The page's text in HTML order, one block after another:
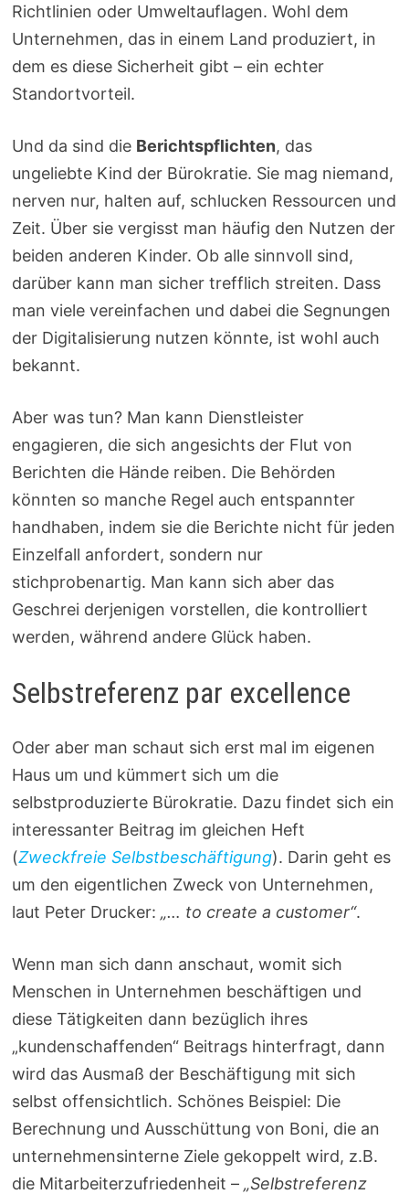
Richtlinien oder Umweltauflagen. Wohl dem
Unternehmen, das in einem Land produziert, in
dem es diese Sicherheit gibt – ein echter
Standortvorteil.
Und da sind die Berichtspflichten, das
ungeliebte Kind der Bürokratie. Sie mag niemand,
nerven nur, halten auf, schlucken Ressourcen und
Zeit. Über sie vergisst man häufig den Nutzen der
beiden anderen Kinder. Ob alle sinnvoll sind,
darüber kann man sicher trefflich streiten. Dass
man viele vereinfachen und dabei die Segnungen
der Digitalisierung nutzen könnte, ist wohl auch
bekannt.
Aber was tun? Man kann Dienstleister
engagieren, die sich angesichts der Flut von
Berichten die Hände reiben. Die Behörden
könnten so manche Regel auch entspannter
handhaben, indem sie die Berichte nicht für jeden
Einzelfall anfordert, sondern nur
stichprobenartig. Man kann sich aber das
Geschrei derjenigen vorstellen, die kontrolliert
werden, während andere Glück haben.
Selbstreferenz par excellence
Oder aber man schaut sich erst mal im eigenen
Haus um und kümmert sich um die
selbstproduzierte Bürokratie. Dazu findet sich ein
interessanter Beitrag im gleichen Heft
(Zweckfreie Selbstbeschäftigung). Darin geht es
um den eigentlichen Zweck von Unternehmen,
laut Peter Drucker:„… to create a customer“.
Wenn man sich dann anschaut, womit sich
Menschen in Unternehmen beschäftigen und
diese Tätigkeiten dann bezüglich ihres
„kundenschaffenden“ Beitrags hinterfragt, dann
wird das Ausmaß der Beschäftigung mit sich
selbst offensichtlich. Schönes Beispiel: Die
Berechnung und Ausschüttung von Boni, die an
unternehmensinterne Ziele gekoppelt wird, z.B.
die Mitarbeiterzufriedenheit –„Selbstreferenz